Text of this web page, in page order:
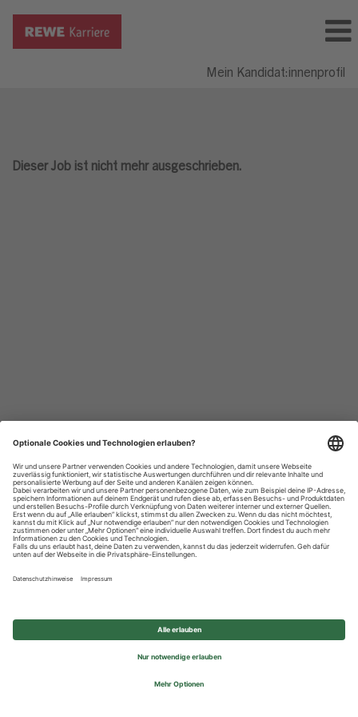
Mein Kandidat:innenprofil
Dieser Job ist nicht mehr ausgeschrieben.
Datenschutzhinweise
Impressum
Privatsphäre-Einstellungen
© 2026 REWE Group - All rights reserved